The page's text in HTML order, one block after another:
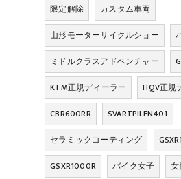
限定解除
カスタム車両
山形モーターサイクルショー
ミドルクラスアドベンチャー
KTM正規ディーラー
HQV正規
CBR600RR
SVARTPILEN401
セラミックコーティング
GSXR1000R
バイク女子